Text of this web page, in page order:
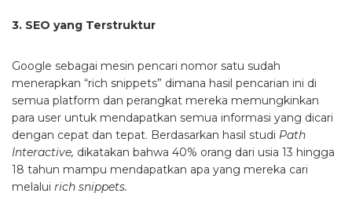
3. SEO yang Terstruktur
Google sebagai mesin pencari nomor satu sudah
menerapkan “rich snippets” dimana hasil pencarian ini di
semua platform dan perangkat mereka memungkinkan
para user untuk mendapatkan semua informasi yang dicari
dengan cepat dan tepat. Berdasarkan hasil studi Path
Interactive, dikatakan bahwa 40% orang dari usia 13 hingga
18 tahun mampu mendapatkan apa yang mereka cari
melalui rich snippets.